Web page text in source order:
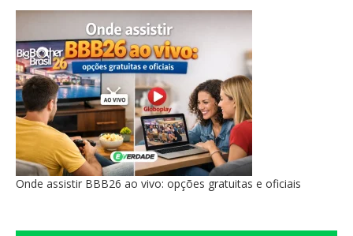
Onde assistir BBB26 ao vivo: opções gratuitas e oficiais